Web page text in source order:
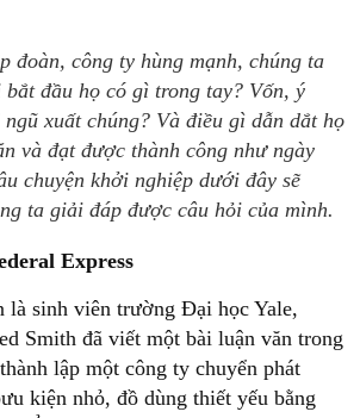
đoàn, công ty hùng mạnh, chúng ta
đầu họ có gì trong tay? Vốn, ý
xuất chúng? Và điều gì dẫn dắt họ
và đạt được thành công như ngày
chuyện khởi nghiệp dưới đây sẽ
ta giải đáp được câu hỏi của mình.
Express
là sinh viên trường Đại học Yale,
Smith đã viết một bài luận văn trong
lập một công ty chuyển phát
kiện nhỏ, đồ dùng thiết yếu bằng